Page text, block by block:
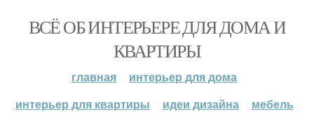
ВСЁ ОБ ИНТЕРЬЕРЕ ДЛЯ ДОМА И
КВАРТИРЫ
главная
интерьер для дома
интерьер для квартиры
идеи дизайна мебель